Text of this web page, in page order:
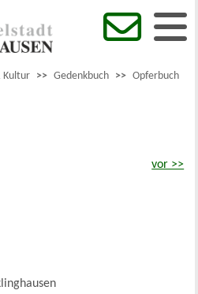
Kultur >> Gedenkbuch >> Opferbuch
vor >>